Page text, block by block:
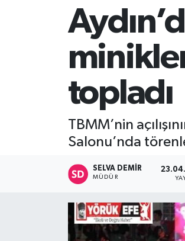
topladı
TBMM’nin
Salonu’nda
SELVA DEMIR
MÜDÜR